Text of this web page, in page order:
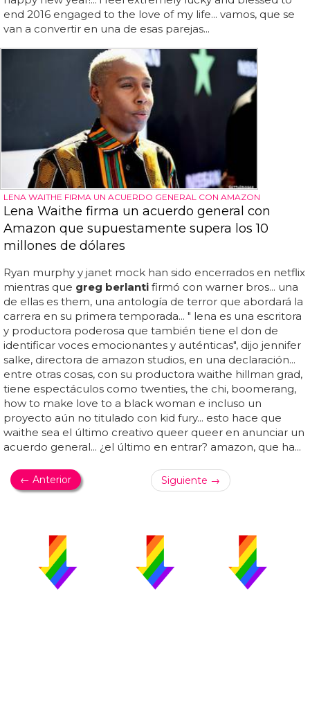
end 2016 engaged to the love of my life... vamos, que se
van a convertir en una de esas parejas...
LENA WAITHE FIRMA UN ACUERDO GENERAL CON AMAZON
Lena Waithe firma un acuerdo general con
Amazon que supuestamente supera los 10
millones de dólares
Ryan murphy y janet mock han sido encerrados en netflix
mientras que greg berlanti firmó con warner bros... una
de ellas es them, una antología de terror que abordará la
carrera en su primera temporada... " lena es una escritora
y productora poderosa que también tiene el don de
identificar voces emocionantes y auténticas", dijo jennifer
salke, directora de amazon studios, en una declaración...
entre otras cosas, con su productora waithe hillman grad,
tiene espectáculos como twenties, the chi, boomerang,
how to make love to a black woman e incluso un
proyecto aún no titulado con kid fury... esto hace que
waithe sea el último creativo queer queer en anunciar un
acuerdo general... ¿el último en entrar? amazon, que ha...
← Anterior Siguiente →